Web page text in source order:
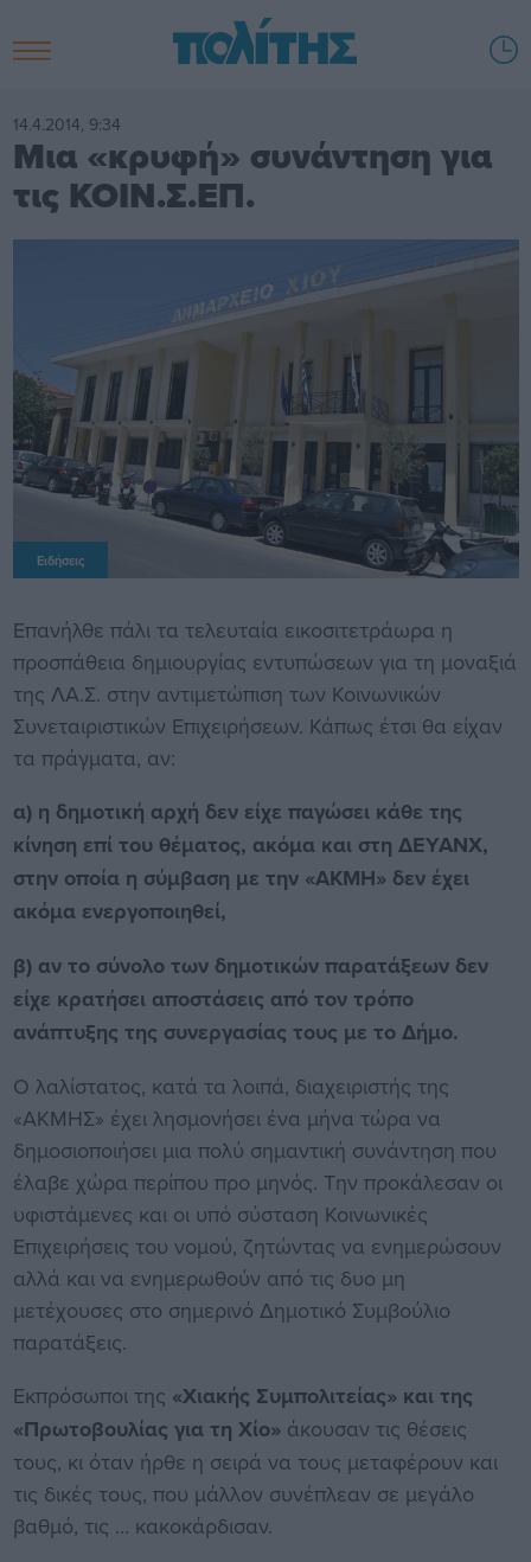
14.4.2014, 9:34
Μια «κρυφή» συνάντηση για
τις ΚΟΙΝ.Σ.ΕΠ.
Ειδήσεις
Επανήλθε πάλι τα τελευταία εικοσιτετράωρα η
προσπάθεια δημιουργίας εντυπώσεων για τη μοναξιά
της ΛΑ.Σ. στην αντιμετώπιση των Κοινωνικών
Συνεταιριστικών Επιχειρήσεων. Κάπως έτσι θα είχαν
τα πράγματα, αν:
α) η δημοτική αρχή δεν είχε παγώσει κάθε της
κίνηση επί του θέματος, ακόμα και στη ΔΕΥΑΝΧ,
στην οποία η σύμβαση με την «ΑΚΜΗ» δεν έχει
ακόμα ενεργοποιηθεί,
β) αν το σύνολο των δημοτικών παρατάξεων δεν
είχε κρατήσει αποστάσεις από τον τρόπο
ανάπτυξης της συνεργασίας τους με το Δήμο.
Ο λαλίστατος, κατά τα λοιπά, διαχειριστής της
«ΑΚΜΗΣ» έχει λησμονήσει ένα μήνα τώρα να
δημοσιοποιήσει μια πολύ σημαντική συνάντηση που
έλαβε χώρα περίπου προ μηνός. Την προκάλεσαν οι
υφιστάμενες και οι υπό σύσταση Κοινωνικές
Επιχειρήσεις του νομού, ζητώντας να ενημερώσουν
αλλά και να ενημερωθούν από τις δυο μη
μετέχουσες στο σημερινό Δημοτικό Συμβούλιο
παρατάξεις.
Εκπρόσωποι της «Χιακής Συμπολιτείας» και της
«Πρωτοβουλίας για τη Χίο»άκουσαν τις θέσεις
τους, κι όταν ήρθε η σειρά να τους μεταφέρουν και
τις δικές τους, που μάλλον συνέπλεαν σε μεγάλο
βαθμό, τις … κακοκάρδισαν.